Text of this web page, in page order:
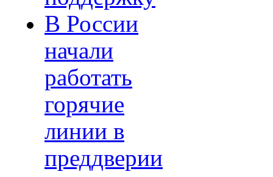
В России
начали
работать
горячие
линии в
преддверии